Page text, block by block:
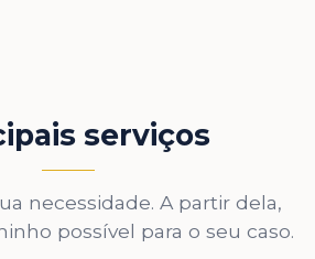
serviços
necessidade. A partir dela,
possível para o seu caso.